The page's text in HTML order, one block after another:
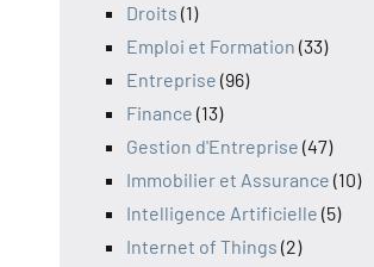
Droits (1)
Emploi et Formation (33)
Entreprise (96)
Finance (13)
Gestion d'Entreprise (47)
Immobilier et Assurance (10)
Intelligence Artificielle (5)
Internet of Things (2)